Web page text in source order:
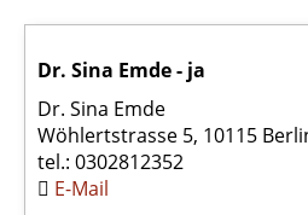
Dr. Sina Emde - ja
Dr. Sina Emde
Wöhlertstrasse 5, 10115
tel.: 0302812352
E-Mail